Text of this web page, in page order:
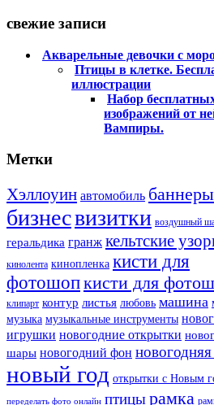
свежие записи
Акварельные девочки с
Птицы в клетке.
иллюстрации
Набор
изображений от
Вампиры.
Метки
Хэллоуин автомобиль баннеры
бизнесвизитки воздушный
геральдика гранж кельтские
кинолента кинопленка кисти для
фотошопкисти для
клипарт контур листья любовь машина
музыка музыкальные инструменты
игрушки новогодние открытки
шары новогодний фон новогодняя
новый год открытки с Новым
переделать фото онлайн птицырамка